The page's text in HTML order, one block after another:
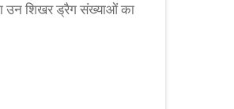
उन शिखर ड्रैग संख्याओं का